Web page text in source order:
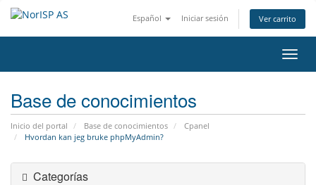
Español Iniciar sesión Ver carrito
Base de conocimientos
Inicio del portal Base de conocimientos
Cpanel
Hvordan kan jeg bruke phpMyAdmin?
Categorías